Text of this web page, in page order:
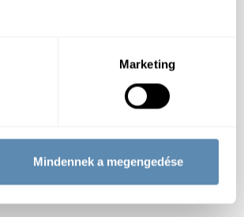
Marketing
Mindennek a megengedése